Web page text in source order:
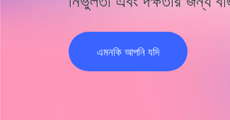
এমনকি আপনি যদি